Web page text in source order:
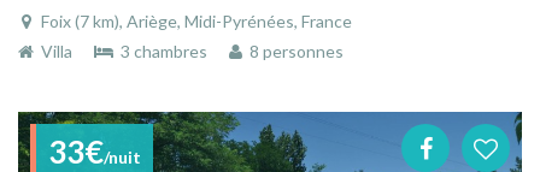
Foix (7 km), Ariège, Midi-Pyrénées, France
Villa
3 chambres 8 personnes
33€/nuit